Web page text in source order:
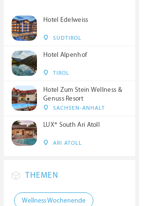
Hotel Edelweiss
SÜDTIROL
Hotel Alpenhof
TIROL
Hotel Zum Stein Wellness &
Genuss Resort
SACHSEN-ANHALT
LUX* South Ari Atoll
ARI ATOLL
THEMEN
Wellness Wochenende